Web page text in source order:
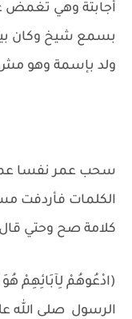
أجابتة وهي تغمض
بسمع شيخ وكان
ولد بإسمة وهو مش
سحب عمر نفسا
الكلمات فأردفت
كلامة صح وحتي قال
(ادْعُوهُمْ لِآبَائِهِمْ
الرسول صلى الله